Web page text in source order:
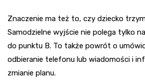
Znaczenie ma też to, czy dziecko
Samodzielne wyjście nie polega tylko
do punktu B. To także powrót o
odbieranie telefonu lub wiadomości i
zmianie planu.